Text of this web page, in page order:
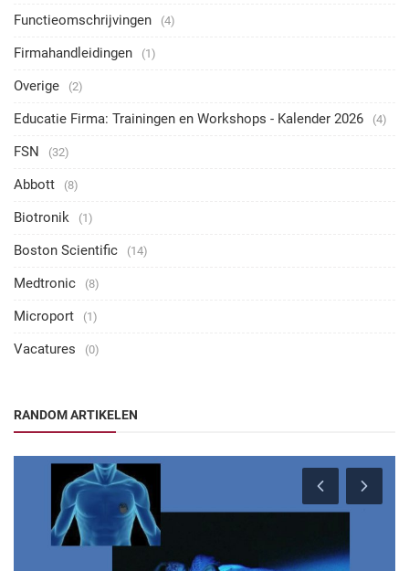
Functieomschrijvingen (4)
Firmahandleidingen (1)
Overige (2)
Educatie Firma: Trainingen en Workshops - Kalender 2026 (4)
FSN (32)
Abbott (8)
Biotronik (1)
Boston Scientific (14)
Medtronic (8)
Microport (1)
Vacatures (0)
RANDOM ARTIKELEN